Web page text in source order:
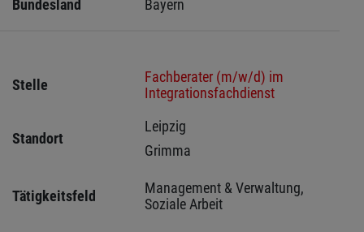
Bundesland Bayern
Stelle
Fachberater (m/w/d) im
Integrationsfachdienst
Standort
Leipzig
Grimma
Tätigkeitsfeld
Management & Verwaltung,
Soziale Arbeit